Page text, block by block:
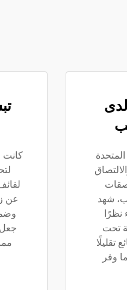
شهد
نظرًا
تحت
تقليلًا
وفر
جعل